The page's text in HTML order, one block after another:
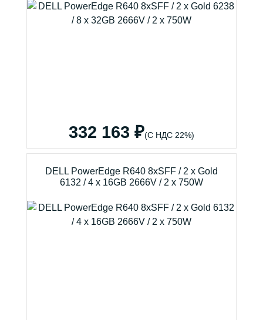
332 163 ₽(С НДС 22%)
DELL PowerEdge R640 8xSFF / 2 x Gold
6132 / 4 x 16GB 2666V / 2 x 750W